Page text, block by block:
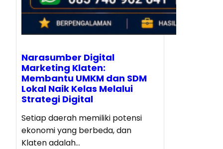
Narasumber Digital
Marketing Klaten:
Membantu UMKM dan SDM
Lokal Naik Kelas Melalui
Strategi Digital
Setiap daerah memiliki potensi
ekonomi yang berbeda, dan
Klaten adalah…